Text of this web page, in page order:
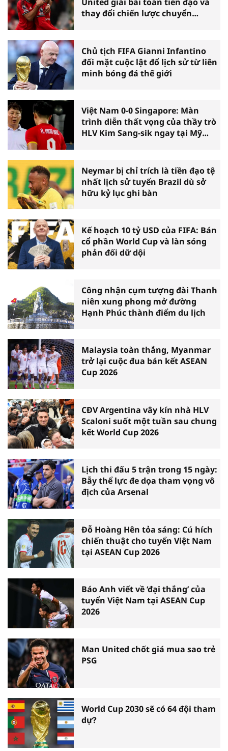
thay đổi chiến lược chuyển
Chủ tịch FIFA Gianni Infantino
đối mặt cuộc lật đổ lịch sử từ liên
minh bóng đá thế giới
Việt Nam 0-0 Singapore: Màn
trình diễn thất vọng của thầy trò
HLV Kim Sang-sik ngay tại Mỹ
Neymar bị chỉ trích là tiền đạo tệ
nhất lịch sử tuyển Brazil dù sở
hữu kỷ lục ghi bàn
Kế hoạch 10 tỷ USD của FIFA: Bán
cổ phần World Cup và làn sóng
phản đối dữ dội
Công nhận cụm tượng đài Thanh
niên xung phong mở đường
Hạnh Phúc thành điểm du lịch
Malaysia toàn thắng, Myanmar
trở lại cuộc đua bán kết ASEAN
Cup 2026
CĐV Argentina vây kín nhà HLV
Scaloni suốt một tuần sau chung
kết World Cup 2026
Lịch thi đấu 5 trận trong 15 ngày:
Bẫy thể lực đe dọa tham vọng vô
địch của Arsenal
Đỗ Hoàng Hên tỏa sáng: Cú hích
chiến thuật cho tuyển Việt Nam
tại ASEAN Cup 2026
Báo Anh viết về ‘đại thắng’ của
tuyển Việt Nam tại ASEAN Cup
2026
Man United chốt giá mua sao trẻ
PSG
World Cup 2030 sẽ có 64 đội tham
dự?